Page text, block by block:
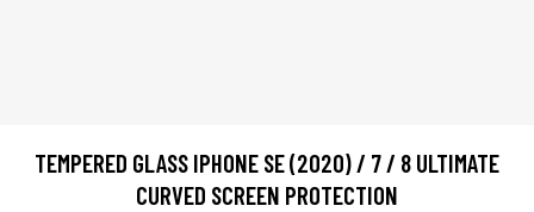
TEMPERED GLASS IPHONE SE (2020) / 7 / 8 ULTIMATE
CURVED SCREEN PROTECTION